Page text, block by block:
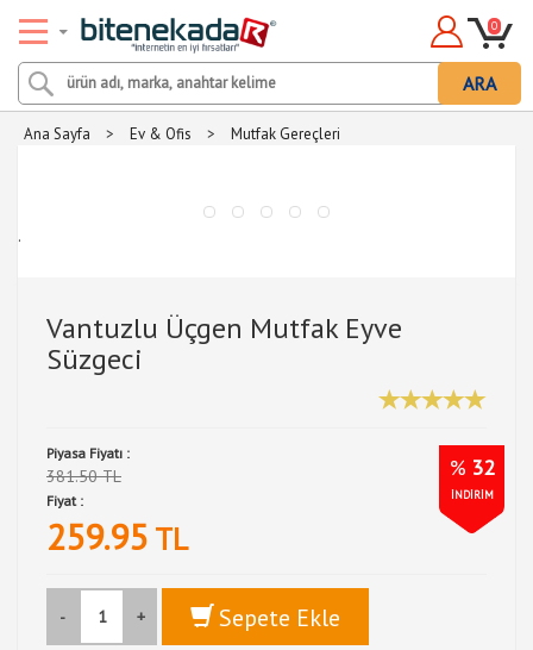
ARA
0
Ana Sayfa > Ev & Ofis > Mutfak Gereçleri
.
Vantuzlu Üçgen Mutfak Eyve
Süzgeci
Piyasa Fiyatı :
381.50 TL % 32
İNDİRİM
Fiyat :
259.95 TL
- + Sepete Ekle